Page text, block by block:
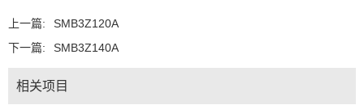
上一篇:
SMB3Z120A
下一篇:
SMB3Z140A
相关项目